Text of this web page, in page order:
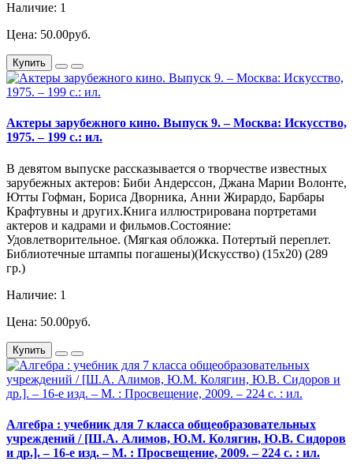
Наличие: 1
Цена: 50.00руб.
Купить
Актеры зарубежного кино. Выпуск 9. – Москва: Искусство,
1975. – 199 с.: ил.
В девятом выпуске рассказывается о творчестве известных
зарубежных актеров: Биби Андерссон, Джана Марии Волонте,
Ютты Гофман, Бориса Дворника, Анни Жирардо, Барбары
Крафтувны и других.Книга иллюстрирована портретами
актеров и кадрами и фильмов.Состояние:
Удовлетворительное. (Мягкая обложка. Потертый переплет.
Библиотечные штампы погашены)(Искусство) (15х20) (289
гр.)
Наличие: 1
Цена: 50.00руб.
Купить
Алгебра : учебник для 7 класса общеобразовательных
учреждений / [Ш.А. Алимов, Ю.М. Колягин, Ю.В. Сидоров
и др.]. – 16-е изд. – М. : Просвещение, 2009. – 224 с. : ил.